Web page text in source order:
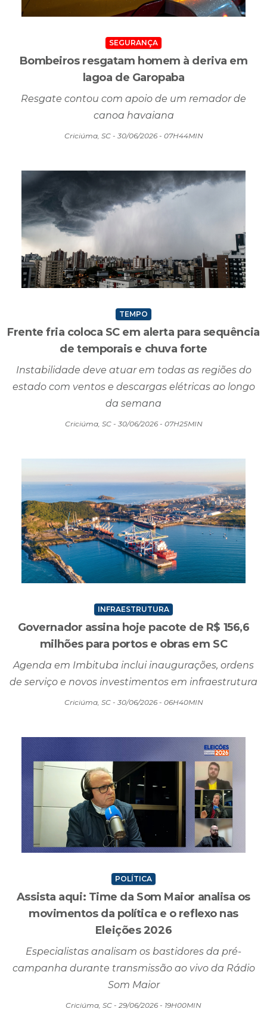
SEGURANÇA
Bombeiros resgatam homem à deriva em
lagoa de Garopaba
Resgate contou com apoio de um remador de
Criciúma, SC - 30/06/2026 - 07H44MIN
TEMPO
Frente fria coloca SC em alerta para sequência
de temporais e chuva forte
Instabilidade deve atuar em todas as regiões do
estado com ventos e descargas elétricas ao longo
Criciúma, SC - 30/06/2026 - 07H25MIN
INFRAESTRUTURA
Governador assina hoje pacote de R$ 156,6
milhões para portos e obras em SC
Agenda em Imbituba inclui inaugurações, ordens
Criciúma, SC - 30/06/2026 - 06H40MIN
POLÍTICA
Assista aqui: Time da Som Maior analisa os
movimentos da política e o reflexo nas
Eleições 2026
Especialistas analisam os bastidores da pré-
campanha durante transmissão ao vivo da Rádio